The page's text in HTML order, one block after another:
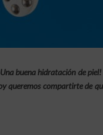
buena hidratación de
queremos compartirte de